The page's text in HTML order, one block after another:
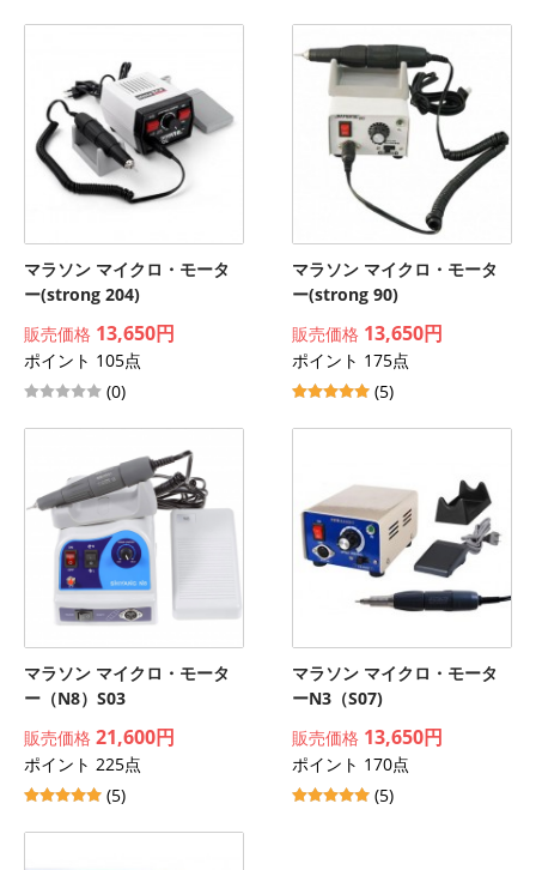
マラソン マイクロ・モータ
ー(strong 204)
販売価格 13,650円
ポイント 105点
(0)
マラソン マイクロ・モータ
ー(strong 90)
販売価格 13,650円
ポイント 175点
(5)
マラソン マイクロ・モータ
ー（N8）S03
販売価格 21,600円
ポイント 225点
(5)
マラソン マイクロ・モータ
ーN3（S07)
販売価格 13,650円
ポイント 170点
(5)